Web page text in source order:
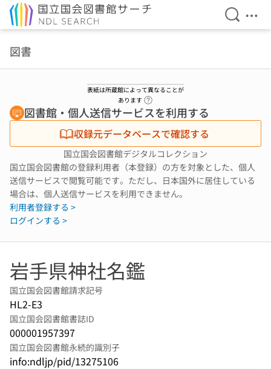
検索を
メ
図書
表紙は所蔵館によって異なることが
あります
図書館・個人送信サービスを利用する
収録元データベースで確認する
国立国会図書館デジタルコレクション
国立国会図書館の登録利用者（本登録）の方を対象とした、個人
送信サービスで閲覧可能です。ただし、日本国外に居住している
場合は、個人送信サービスを利用できません。
利用者登録する >
ログインする >
岩手県神社名鑑
国立国会図書館請求記号
HL2-E3
国立国会図書館書誌ID
000001957397
国立国会図書館永続的識別子
info:ndljp/pid/13275106